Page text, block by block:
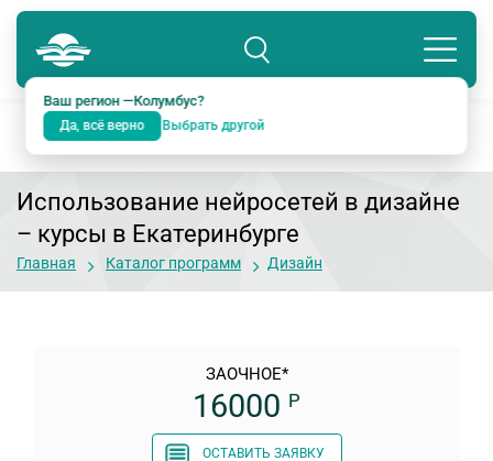
Колумбус
Подразделение: Екатеринбург
Ваш регион —Колумбус?
Да, всё верно Выбрать другой
8 800 234-18-38
Использование нейросетей в дизайне
– курсы в Екатеринбурге
Главная Каталог программ Дизайн
ЗАОЧНОЕ*
16000 Р
ОСТАВИТЬ ЗАЯВКУ